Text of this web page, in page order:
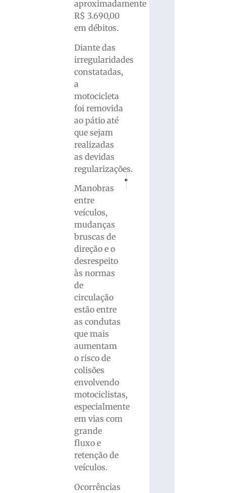
aproximadamente
R$ 3.690,00
em débitos.
Diante das
irregularidades
constatadas,
a
motocicleta
foi removida
ao pátio até
que sejam
realizadas
as devidas
regularizações.
Manobras
entre
veículos,
mudanças
bruscas de
direção e o
desrespeito
às normas
de
circulação
estão entre
as condutas
que mais
aumentam
o risco de
colisões
envolvendo
motociclistas,
especialmente
em vias com
grande
fluxo e
retenção de
veículos.
Ocorrências
PRÓXIMO